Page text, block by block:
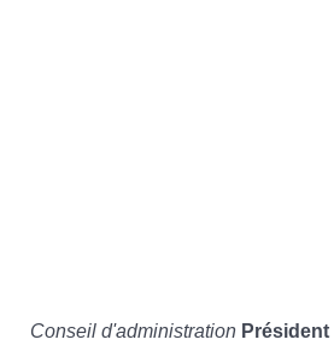
Conseil d'administration Président